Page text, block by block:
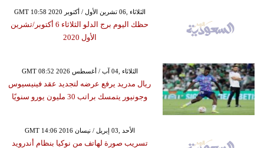
GMT 10:58 2020 الثلاثاء ,06 تشرين الأول / أكتوبر
حظك اليوم برج الدلو الثلاثاء 6 أكتوبر/تشرين
الأول 2020
GMT 08:52 2026 الثلاثاء ,04 آب / أغسطس
ريال مدريد يرفع عرضه لتجديد عقد فينيسيوس
وجونيور يتمسك براتب 30 مليون يورو سنويًا
GMT 14:06 2016 الأحد ,03 إبريل / نيسان
تسريب صورة لهاتف من نوكيا بنظام أندرويد